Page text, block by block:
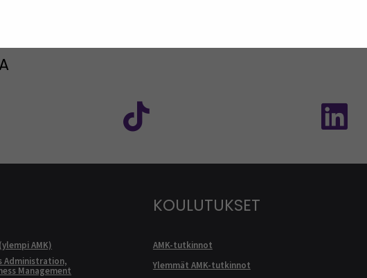
AMK)
Administration,
Management
KOULUTUKSET
AMK-tutkinnot
Ylemmät AMK-tutkinnot